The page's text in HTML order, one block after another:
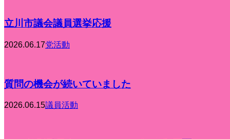
立川市議会議員選挙応援
2026.06.17党活動
質問の機会が続いていました
2026.06.15議員活動